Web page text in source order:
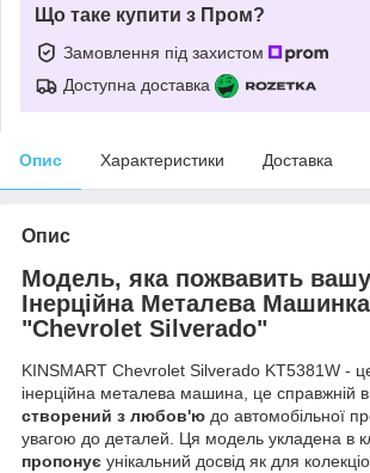
Що таке купити з Пром?
Замовлення під захистом
Доступна доставка
Опис Характеристики Доставка
Опис
Модель, яка пожвавить
Інерційна Металева
"Chevrolet Silverado"
KINSMART Chevrolet Silverado KT5381W -
інерційна металева машина, це справжній
створений з любов'ю до автомобільної
увагою до деталей. Ця модель укладена в
пропонує унікальний досвід як для